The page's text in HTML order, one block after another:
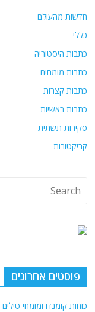
חדשות מהעולם
כללי
כתבות היסטוריה
כתבות מומחים
כתבות קצרות
כתבות ראשיות
סקירות תשתית
קריקטורות
פוסטים אחרונים
כוחות קומנדו ומומחי